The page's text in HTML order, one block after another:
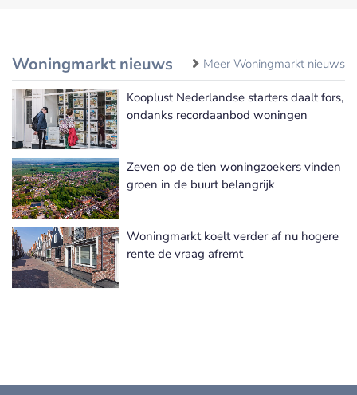
Woningmarkt nieuws Meer Woningmarkt nieuws
Kooplust Nederlandse starters daalt fors,
ondanks recordaanbod woningen
Zeven op de tien woningzoekers vinden
groen in de buurt belangrijk
Woningmarkt koelt verder af nu hogere
rente de vraag afremt